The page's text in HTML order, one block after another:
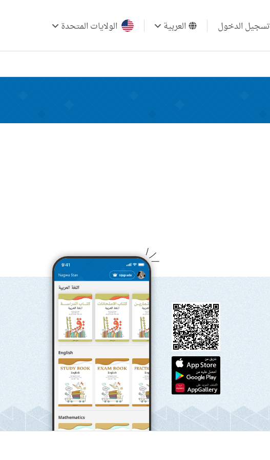
تسجيل الدخول العربية الولايات المتحدة